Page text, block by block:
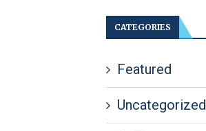
CATEGORIES
Featured
Uncategorized